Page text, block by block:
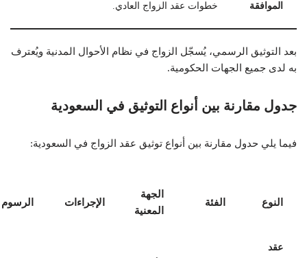
الموافقة
خطوات عقد الزواج العادي.
بعد التوثيق الرسمي، يُسجّل الزواج في نظام الأحوال المدنية ويُعترف
به لدى جميع الجهات الحكومية.
جدول مقارنة بين أنواع التوثيق في السعودية
فيما يلي حدول مقارنة بين أنواع توثيق عقد الزواج في السعودية:
النوع الفئة
الجهة
المعنية
الإجراءات الرسوم
عقد